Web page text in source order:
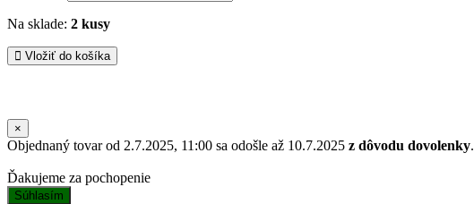
Na sklade: 2 kusy
Vložiť do košíka
×
Objednaný tovar od 2.7.2025, 11:00 sa odošle až 10.7.2025 z dôvodu dovolenky.
Ďakujeme za pochopenie
Súhlasím